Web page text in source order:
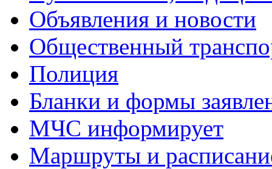
Объявления и новости
Общественный
Полиция
Бланки и формы
МЧС информирует
Маршруты и